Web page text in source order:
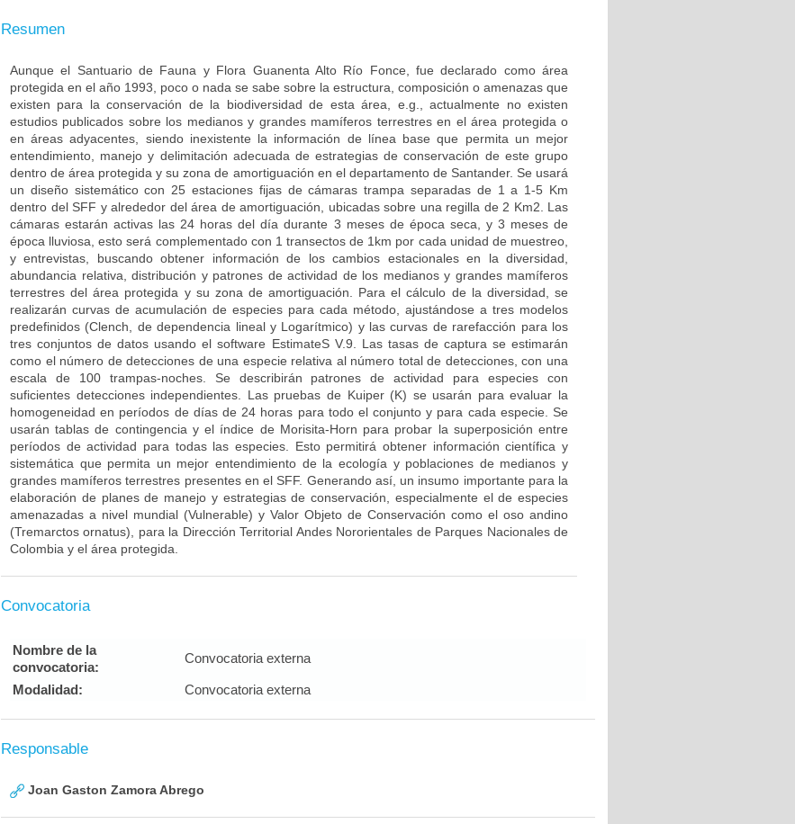
Resumen
Aunque el Santuario de Fauna y Flora Guanenta Alto Río Fonce, fue declarado como área
protegida en el año 1993, poco o nada se sabe sobre la estructura, composición o amenazas que
existen para la conservación de la biodiversidad de esta área, e.g., actualmente no existen
estudios publicados sobre los medianos y grandes mamíferos terrestres en el área protegida o
en áreas adyacentes, siendo inexistente la información de línea base que permita un mejor
entendimiento, manejo y delimitación adecuada de estrategias de conservación de este grupo
dentro de área protegida y su zona de amortiguación en el departamento de Santander. Se usará
un diseño sistemático con 25 estaciones fijas de cámaras trampa separadas de 1 a 1-5 Km
dentro del SFF y alrededor del área de amortiguación, ubicadas sobre una regilla de 2 Km2. Las
cámaras estarán activas las 24 horas del día durante 3 meses de época seca, y 3 meses de
época lluviosa, esto será complementado con 1 transectos de 1km por cada unidad de muestreo,
y entrevistas, buscando obtener información de los cambios estacionales en la diversidad,
abundancia relativa, distribución y patrones de actividad de los medianos y grandes mamíferos
terrestres del área protegida y su zona de amortiguación. Para el cálculo de la diversidad, se
realizarán curvas de acumulación de especies para cada método, ajustándose a tres modelos
predefinidos (Clench, de dependencia lineal y Logarítmico) y las curvas de rarefacción para los
tres conjuntos de datos usando el software EstimateS V.9. Las tasas de captura se estimarán
como el número de detecciones de una especie relativa al número total de detecciones, con una
escala de 100 trampas-noches. Se describirán patrones de actividad para especies con
suficientes detecciones independientes. Las pruebas de Kuiper (K) se usarán para evaluar la
homogeneidad en períodos de días de 24 horas para todo el conjunto y para cada especie. Se
usarán tablas de contingencia y el índice de Morisita-Horn para probar la superposición entre
períodos de actividad para todas las especies. Esto permitirá obtener información científica y
sistemática que permita un mejor entendimiento de la ecología y poblaciones de medianos y
grandes mamíferos terrestres presentes en el SFF. Generando así, un insumo importante para la
elaboración de planes de manejo y estrategias de conservación, especialmente el de especies
amenazadas a nivel mundial (Vulnerable) y Valor Objeto de Conservación como el oso andino
(Tremarctos ornatus), para la Dirección Territorial Andes Nororientales de Parques Nacionales de
Colombia y el área protegida.
Convocatoria
Nombre de la
convocatoria:
Convocatoria externa
Modalidad: Convocatoria externa
Responsable
Joan Gaston Zamora Abrego